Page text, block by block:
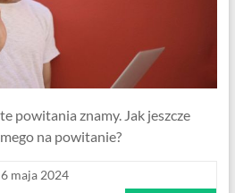
powitania znamy. Jak jeszcze
na powitanie?
6 maja 2024